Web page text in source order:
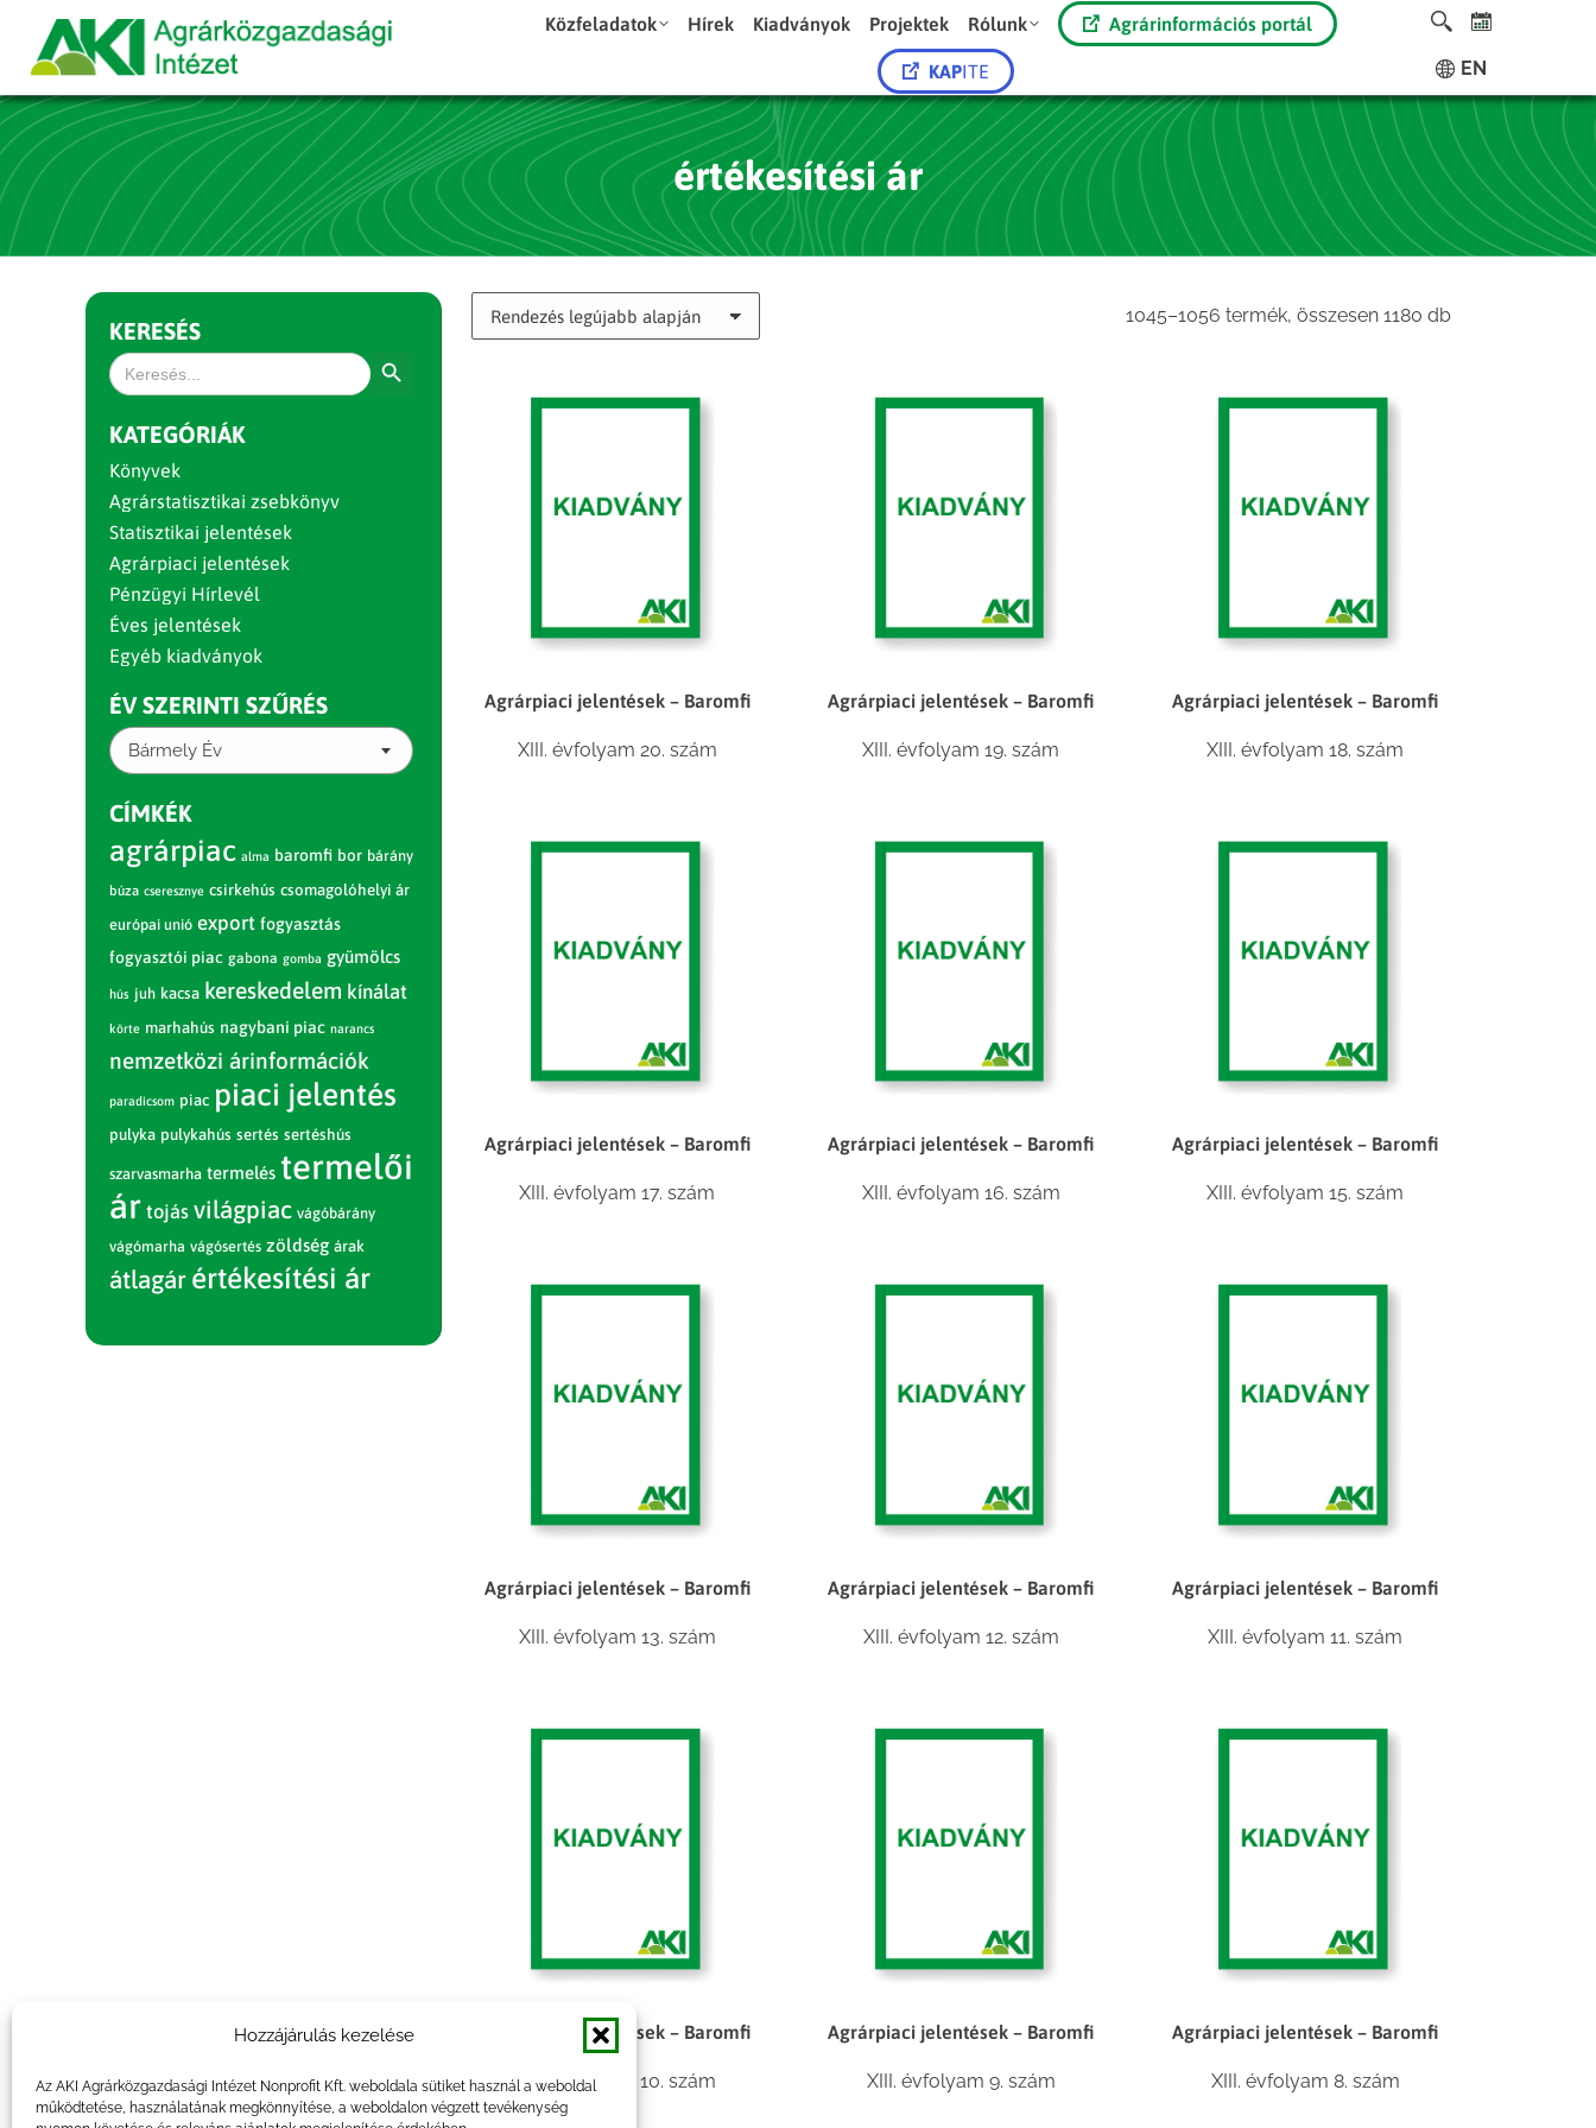
Hozzájárulás kezelése
Az AKI Agrárközgazdasági Intézet Nonprofit Kft. weboldala sütiket használ a weboldal
működtetése, használatának megkönnyítése, a weboldalon végzett tevékenység
Közfeladatok Hírek Kiadványok Projektek Rólunk Agrárinformációs portál
KAPITE EN
értékesítési ár
1045–1056 termék, összesen 1180 dbSorted
Agrárpiaci jelentések – Baromfi
XIII. évfolyam 20. szám
Agrárpiaci jelentések – Baromfi
XIII. évfolyam 19. szám
Agrárpiaci jelentések – Baromfi
XIII. évfolyam 18. szám
Agrárpiaci jelentések – Baromfi
XIII. évfolyam 17. szám
Agrárpiaci jelentések – Baromfi
XIII. évfolyam 16. szám
Agrárpiaci jelentések – Baromfi
XIII. évfolyam 15. szám
Agrárpiaci jelentések – Baromfi
XIII. évfolyam 13. szám
Agrárpiaci jelentések – Baromfi
XIII. évfolyam 12. szám
Agrárpiaci jelentések – Baromfi
XIII. évfolyam 11. szám
Agrárpiaci jelentések – Baromfi
XIII. évfolyam 10. szám
Agrárpiaci jelentések – Baromfi
XIII. évfolyam 9. szám
Agrárpiaci jelentések – Baromfi
XIII. évfolyam 8. szám
KERESÉS
Search
for:
KATEGÓRIÁK
Könyvek
Agrárstatisztikai zsebkönyv
Statisztikai jelentések
Agrárpiaci jelentések
Pénzügyi Hírlevél
Éves jelentések
Egyéb kiadványok
ÉV SZERINTI SZŰRÉS
Bármely Év
CÍMKÉK
agrárpiac alma baromfi bor bárány
búza cseresznye csirkehús csomagolóhelyi ár
európai unió export fogyasztás
fogyasztói piac gabona gomba gyümölcs
hús juh kacsa kereskedelem kínálat
körte marhahús nagybani piac narancs
nemzetközi árinformációk
paradicsom piac piaci jelentés
pulyka pulykahús sertés sertéshús
szarvasmarha termelés termelői
ár tojás világpiac vágóbárány
vágómarha vágósertés zöldség árak
átlagár értékesítési ár